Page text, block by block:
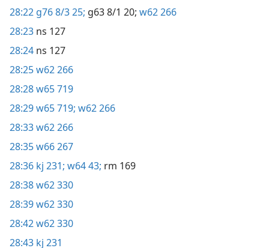
28:22 g76 8/3 25; g63 8/1 20; w62 266
28:23 ns 127
28:24 ns 127
28:25w62 266
28:28w65 719
28:29w65 719; w62 266
28:33w62 266
28:35w66 267
28:36 kj 231; w64 43; rm 169
28:38w62 330
28:39w62 330
28:42w62 330
28:43 kj 231